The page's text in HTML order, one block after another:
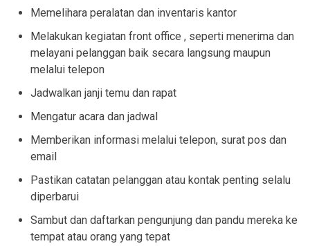
Memelihara peralatan dan inventaris kantor
Melakukan kegiatan front office , seperti menerima dan
melayani pelanggan baik secara langsung maupun
melalui telepon
Jadwalkan janji temu dan rapat
Mengatur acara dan jadwal
Memberikan informasi melalui telepon, surat pos dan
email
Pastikan catatan pelanggan atau kontak penting selalu
diperbarui
Sambut dan daftarkan pengunjung dan pandu mereka ke
tempat atau orang yang tepat